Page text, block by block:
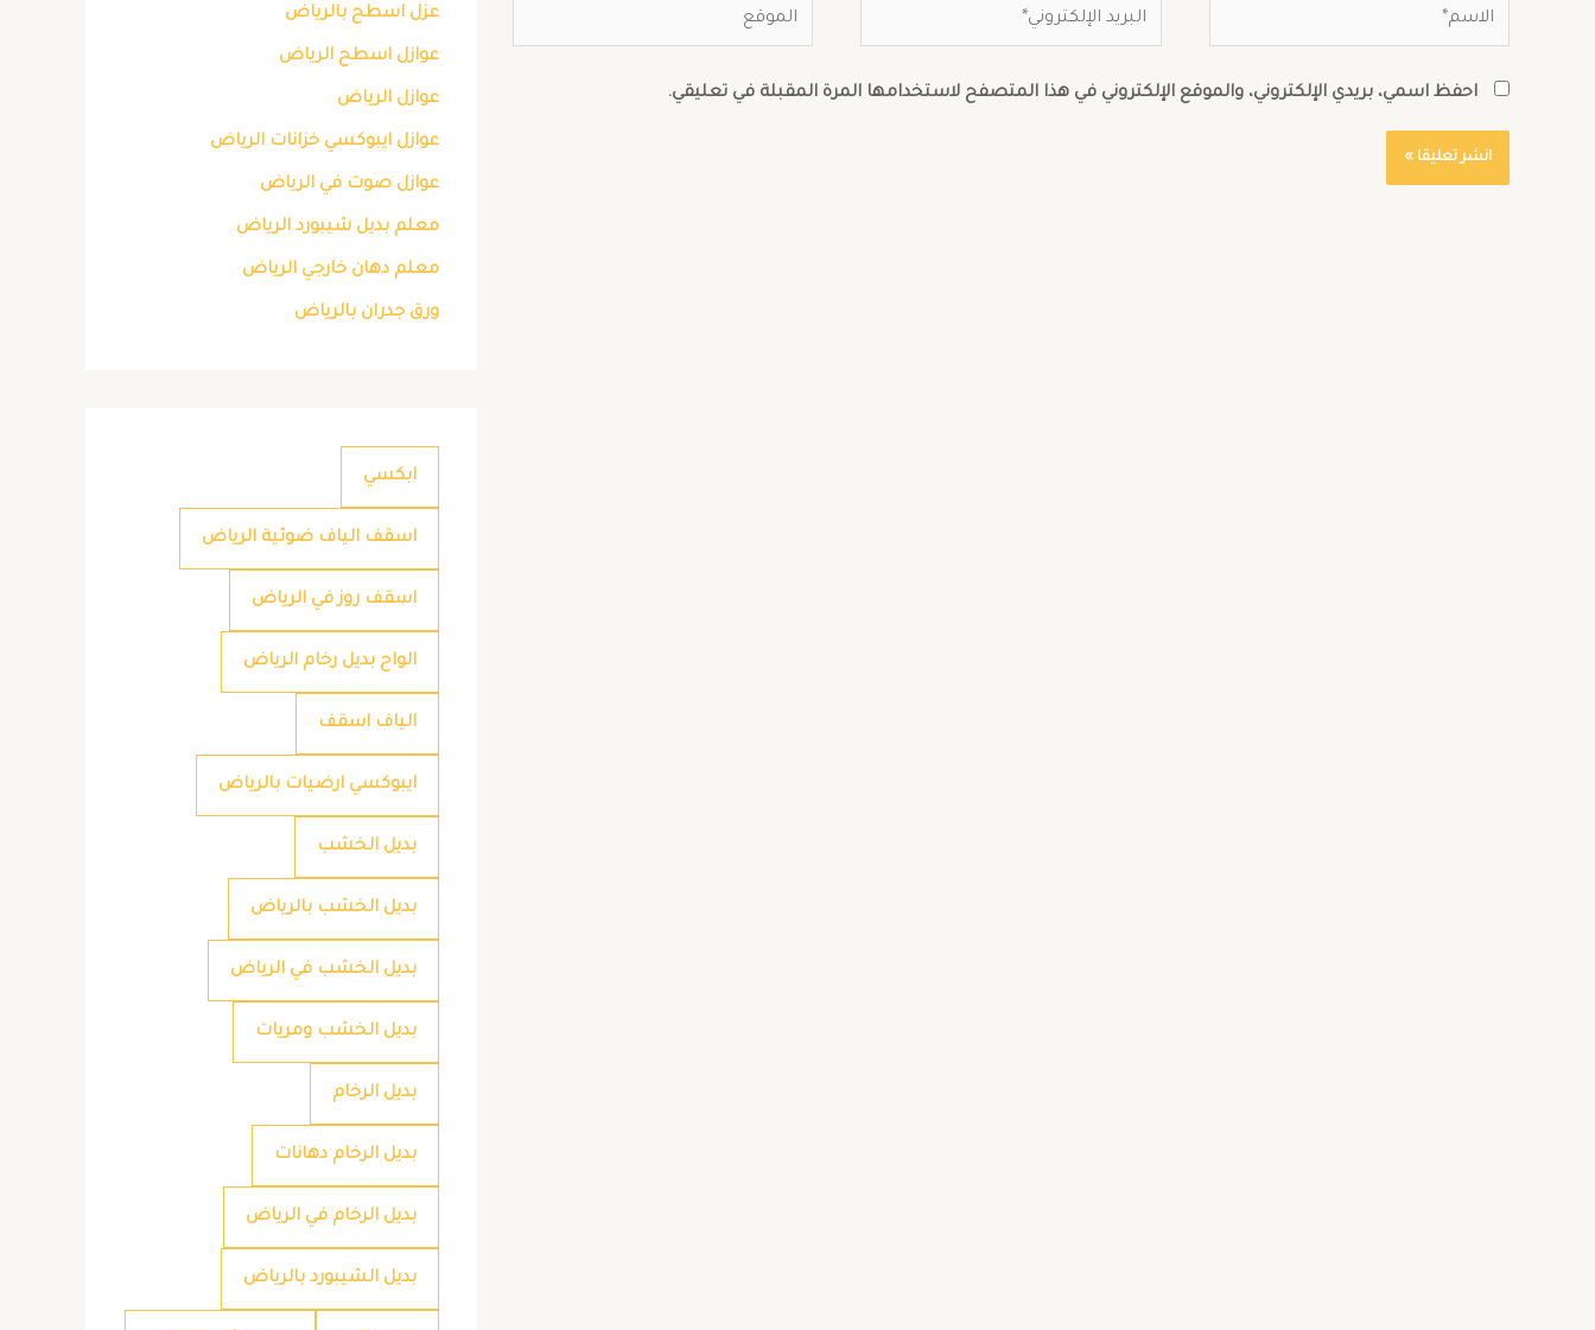
احفظ اسمي، بريدي الإلكتروني، والموقع الإلكتروني في هذا المتصفح لاستخدامها المرة المقبلة في تعليقي.
عزل اسطح بالرياض
عوازل اسطح الرياض
عوازل الرياض
عوازل ايبوكسي خزانات الرياض
عوازل صوت في الرياض
معلم بديل شيبورد الرياض
معلم دهان خارجي الرياض
ورق جدران بالرياض
ابكسي
اسقف الياف ضوئية الرياض
اسقف روز في الرياض
الواح بديل رخام الرياض
الياف اسقف
ايبوكسي ارضيات بالرياض
بديل الخشب
بديل الخشب بالرياض
بديل الخشب في الرياض
بديل الخشب ومريات
بديل الرخام
بديل الرخام دهانات
بديل الرخام في الرياض
بديل الشيبورد بالرياض